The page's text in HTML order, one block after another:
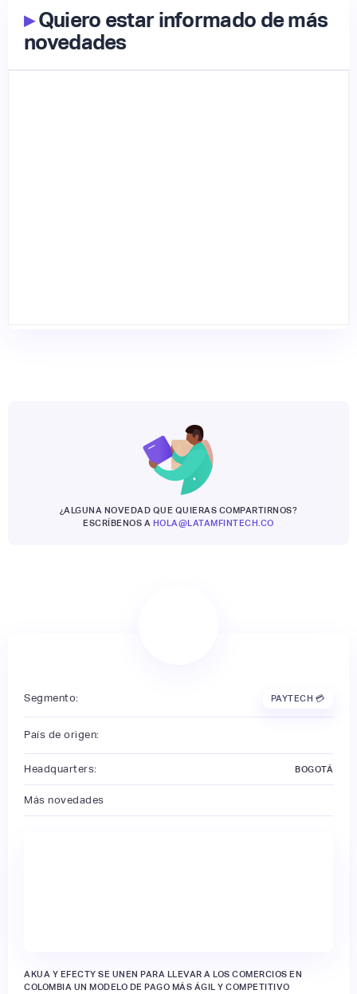
▸Quiero estar informado de más
novedades
¿ALGUNA NOVEDAD QUE QUIERAS COMPARTIRNOS?
ESCRÍBENOS A HOLA@LATAMFINTECH.CO
Segmento: PAYTECH 💳
País de origen:
Headquarters: BOGOTÁ
Más novedades
AKUA Y EFECTY SE UNEN PARA LLEVAR A LOS COMERCIOS EN
COLOMBIA UN MODELO DE PAGO MÁS ÁGIL Y COMPETITIVO